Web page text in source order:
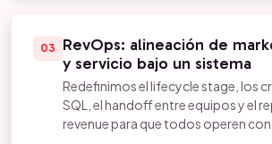
03
RevOps: alineación de
y servicio bajo un sistema
Redefinimos el lifecycle stage, los
SQL, el handoff entre equipos y el
revenue para que todos operen con